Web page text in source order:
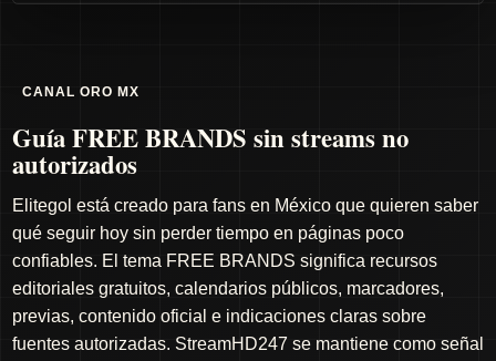
CANAL ORO MX
Guía FREE BRANDS sin streams no
autorizados
Elitegol está creado para fans en México que quieren saber
qué seguir hoy sin perder tiempo en páginas poco
confiables. El tema FREE BRANDS significa recursos
editoriales gratuitos, calendarios públicos, marcadores,
previas, contenido oficial e indicaciones claras sobre
fuentes autorizadas. StreamHD247 se mantiene como señal